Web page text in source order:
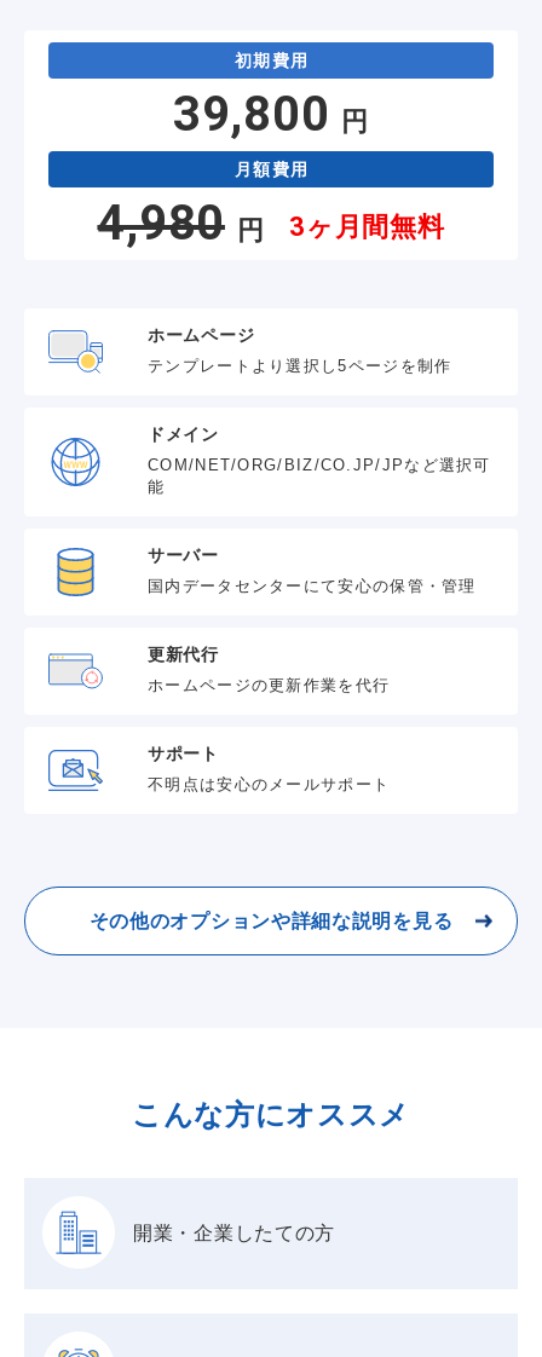
初期費用
39,800 円
月額費用
4,980 円 3ヶ月間無料
ホームページ
テンプレートより選択し5ページを制作
ドメイン
COM/NET/ORG/BIZ/CO.JP/JPなど選択可
能
サーバー
国内データセンターにて安心の保管・管理
更新代行
ホームページの更新作業を代行
サポート
不明点は安心のメールサポート
その他のオプションや詳細な説明を見る
こんな方にオススメ
開業・企業したての方